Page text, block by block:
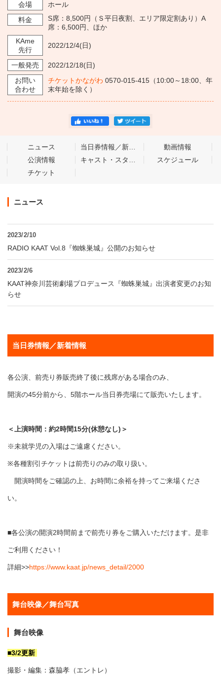
会場
ホール
料金
S席：8,500円（Ｓ平日夜割、エリア限定割あり）A
席：6,500円、ほか
KAme
先行
2022/12/4(日)
一般発売 2022/12/18(日)
お問い
合わせ
チケットかながわ 0570-015-415（10:00～18:00、年
末年始を除く）
ニュース 当日券情報／新着情報
動画情報
公演情報
キャスト・スタッフ
スケジュール
チケット
ニュース
2023/2/10
RADIO KAAT Vol.8『蜘蛛巣城』公開のお知らせ
2023/2/6
KAAT神奈川芸術劇場プロデュース『蜘蛛巣城』出演者変更のお知
らせ
当日券情報／新着情報
各公演、前売り券販売終了後に残席がある場合のみ、
開演の45分前から、5階ホール当日券売場にて販売いたします。
＜上演時間：約2時間15分(休憩なし)＞
※未就学児の入場はご遠慮ください。
※各種割引チケットは前売りのみの取り扱い。
開演時間をご確認の上、お時間に余裕を持ってご来場くださ
い。
■各公演の開演2時間前まで前売り券をご購入いただけます。是非
ご利用ください！
詳細>>https://www.kaat.jp/news_detail/2000
舞台映像／舞台写真
舞台映像
■3/2更新
撮影・編集：森脇孝（エントレ）